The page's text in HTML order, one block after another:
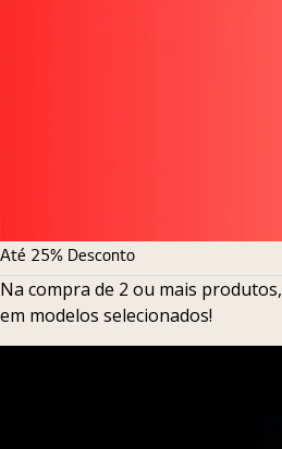
Até 25% Desconto
Na compra de 2 ou mais produtos,
em modelos selecionados!